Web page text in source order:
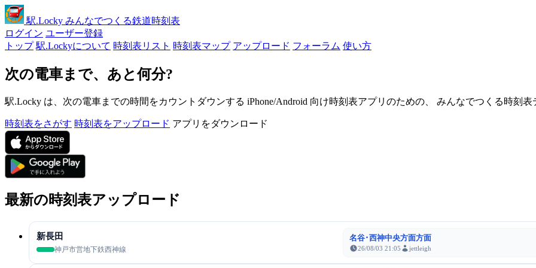
駅.Locky みんなでつくる鉄道時刻表
ログイン ユーザー登録
トップ 駅.Lockyについて 時刻表リスト 時刻表マップ アップロード フォーラム 使い方
次の電車まで、あと何分?
駅.Locky は、次の電車までの時間をカウントダウンする iPhone/Android 向け時刻表アプリのための、 みんなでつくる時刻表
時刻表をさがす 時刻表をアップロード アプリをダウンロード
最新の時刻表アップロード
新長田
神戸市営地下鉄西神線
名谷･西神中央方面方面
26/08/03 21:05 jettleigh